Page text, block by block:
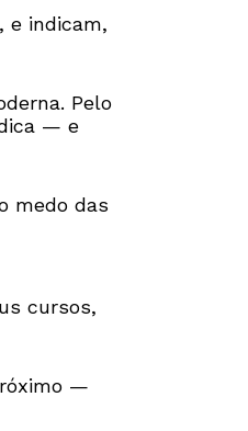
e indicam,
Pelo
— e
medo das
cursos,
—